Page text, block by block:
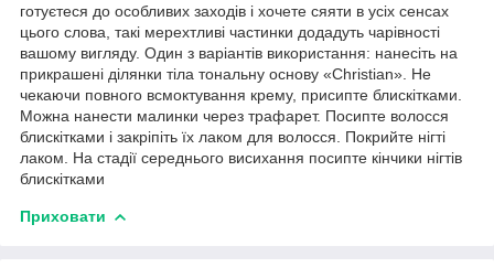
готуєтеся до особливих заходів і хочете сяяти в усіх сенсах
цього слова, такі мерехтливі частинки додадуть чарівності
вашому вигляду. Один з варіантів використання: нанесіть на
прикрашені ділянки тіла тональну основу «Christian». Не
чекаючи повного всмоктування крему, присипте блискітками.
Можна нанести малинки через трафарет. Посипте волосся
блискітками і закріпіть їх лаком для волосся. Покрийте нігті
лаком. На стадії середнього висихання посипте кінчики нігтів
блискітками
Приховати